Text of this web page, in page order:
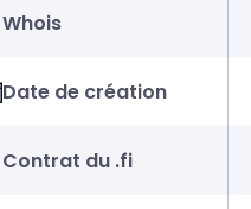
Whois
Date de création
Contrat du .fi